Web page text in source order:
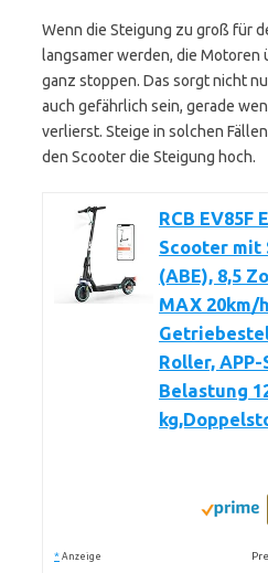
Wenn die Steigung zu groß für
langsamer werden, die
ganz stoppen. Das sorgt nicht
auch gefährlich sein, gerade
verlierst. Steige in solchen
den Scooter die Steigung hoch.
RCB EV85F
Scooter mit
(ABE), 8,5
MAX 20km/
Roller,
Belastung
* Anzeige